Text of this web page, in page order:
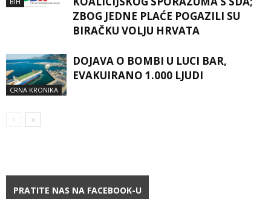
ZBOG JEDNE PLAĆE POGAZILI SU
BIRAČKU VOLJU HRVATA
CRNA KRONIKA
DOJAVA O BOMBI U LUCI BAR,
EVAKUIRANO 1.000 LJUDI
PRATITE NAS NA FACEBOOK-U